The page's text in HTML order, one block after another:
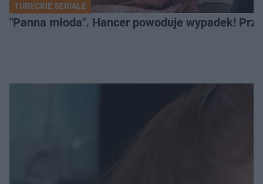
TURECKIE SERIALE
"Panna młoda". Hancer powoduje wypadek!